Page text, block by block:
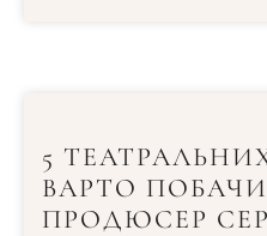
5
ВАРТО
ПРОДЮСЕР